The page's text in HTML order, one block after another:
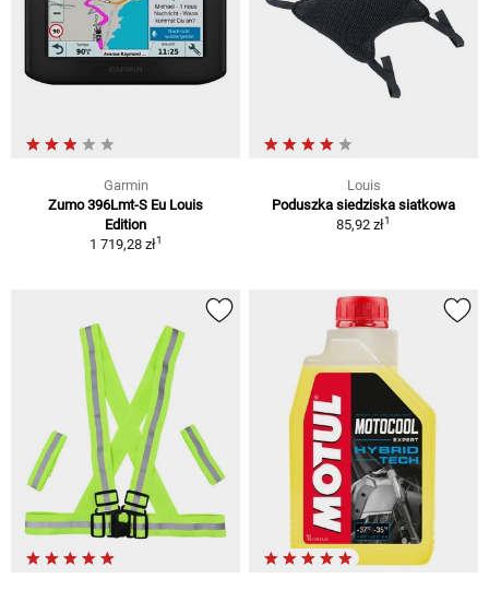
Garmin
Zumo 396Lmt-S Eu Louis
Edition
1 719,28 zł1
Louis
Poduszka siedziska siatkowa
85,92 zł1